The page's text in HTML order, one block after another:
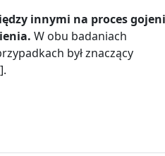
innymi na proces
W obu badaniach
był znaczący